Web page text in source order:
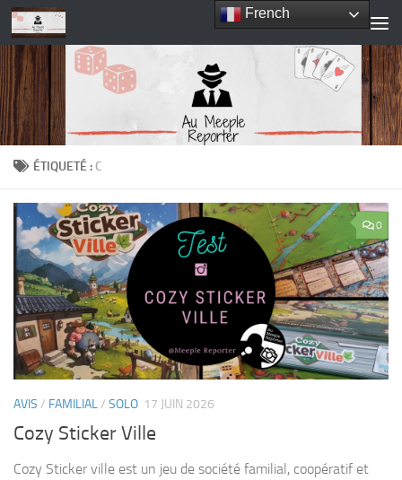
Skip to content
ÉTIQUETÉ : C
0
AVIS / FAMILIAL/ SOLO 17 JUIN 2026
Cozy Sticker Ville
Cozy Sticker ville est un jeu de société familial, coopératif et
French